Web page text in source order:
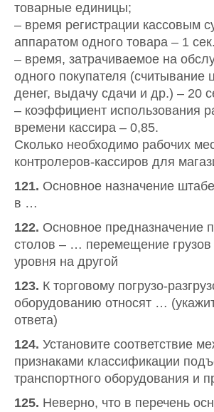
товарные единицы;
– время регистрации кассовым
аппаратом одного товара – 1
– время, затрачиваемое на
одного покупателя (считывание
денег, выдачу сдачи и др.) – 20
– коэффициент использования
времени кассира – 0,85.
Сколько необходимо рабочих
контролеров-кассиров для
121. Основное назначение
в …
122. Основное предназначение
столов – … перемещение грузов
уровня на другой
123. К торговому погрузо-
оборудованию относят …
ответа)
124. Установите соответствие
признаками классификации
транспортного оборудования и
125. Неверно, что в перечень